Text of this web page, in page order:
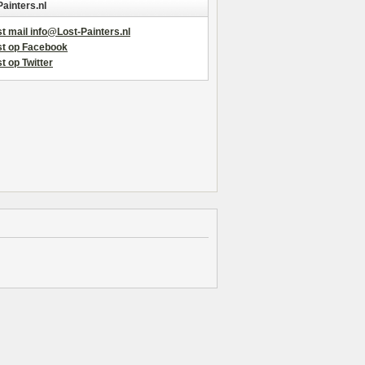
mail info@Lost-Painters.nl
op Facebook
op Twitter